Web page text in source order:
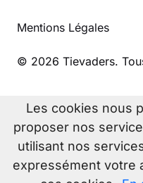
© 2026 Tievaders.
Mentions Légales
Les cookies nous
proposer nos
utilisant nos
expressément votre